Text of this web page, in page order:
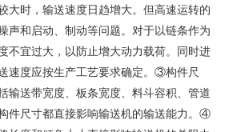
大时，输送速度日趋增大。但高速运转的
声和启动、制动等问题。对于以链条作为
不宜过大，以防止增大动力载荷。同时进
速度应按生产工艺要求确定。③构件尺
输送带宽度、板条宽度、料斗容积、管道
件尺寸都直接影响输送机的输送能力。④